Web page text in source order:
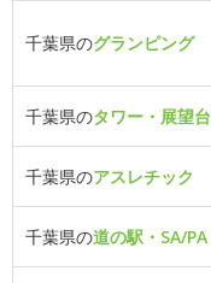
千葉県のグランピング
千葉県のタワー・展望台
千葉県のアスレチック
千葉県の道の駅・SA/PA